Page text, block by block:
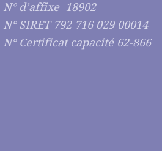
N° d’affixe 18902
N° SIRET 792 716 029 00014
N° Certificat capacité 62-866